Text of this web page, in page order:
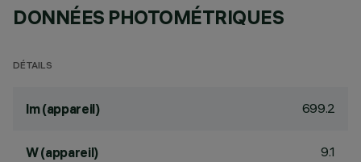
DONNÉES PHOTOMÉTRIQUES
DÉTAILS
lm (appareil) 699.2
W (appareil) 9.1